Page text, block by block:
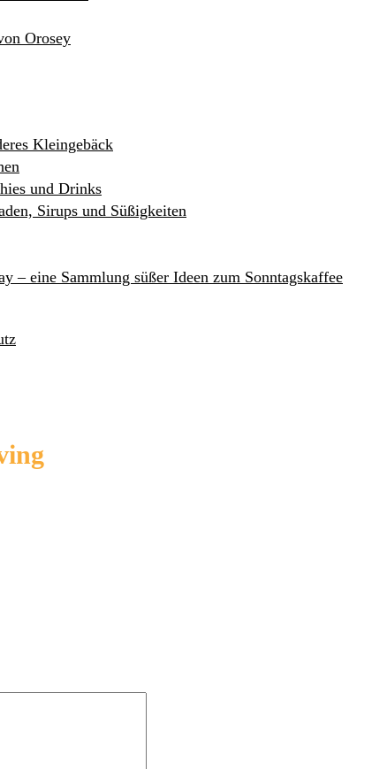
Orosey
Kleingebäck
und Drinks
Sirups und Süßigkeiten
– eine Sammlung süßer Ideen zum Sonntagskaffee